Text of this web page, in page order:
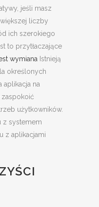
jeśli masz
liczby
ich szerokiego
to przytłaczające
wymiana Istnieją
określonych
aplikacja na
zaspokoić
użytkowników.
z systemem
z aplikacjami